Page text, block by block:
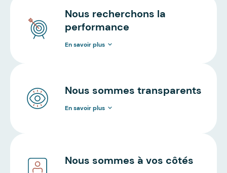
Nous recherchons la
performance
En savoir plus
Nous sommes transparents
En savoir plus
Nous sommes à vos côtés